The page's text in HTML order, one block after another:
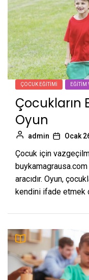
ÇOCUK EĞITIMI EĞITIM
Çocukların
Oyun
admin Ocak
Çocuk için
aracıdır. Oyun,
kendini ifade etmek